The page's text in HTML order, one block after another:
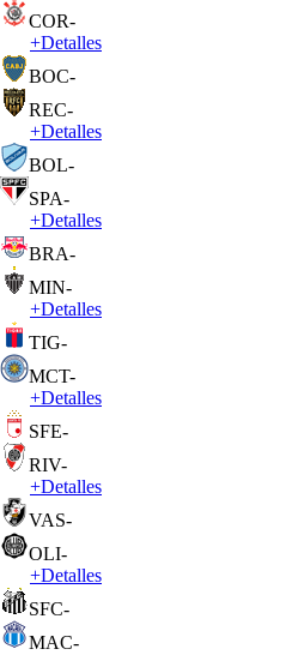
COR-
+Detalles
BOC-
REC-
+Detalles
BOL-
SPA-
+Detalles
BRA-
MIN-
+Detalles
TIG-
MCT-
+Detalles
SFE-
RIV-
+Detalles
VAS-
OLI-
+Detalles
SFC-
MAC-